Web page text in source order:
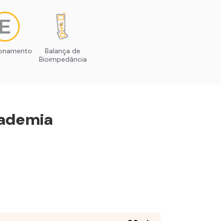
Balança de
Bioimpedância